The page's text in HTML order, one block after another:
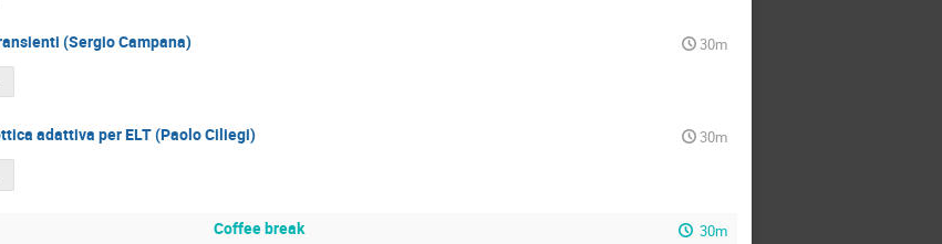
(Sergio Campana)
30m
adattiva per ELT (Paolo Ciliegi)
30m
Coffee break 30m